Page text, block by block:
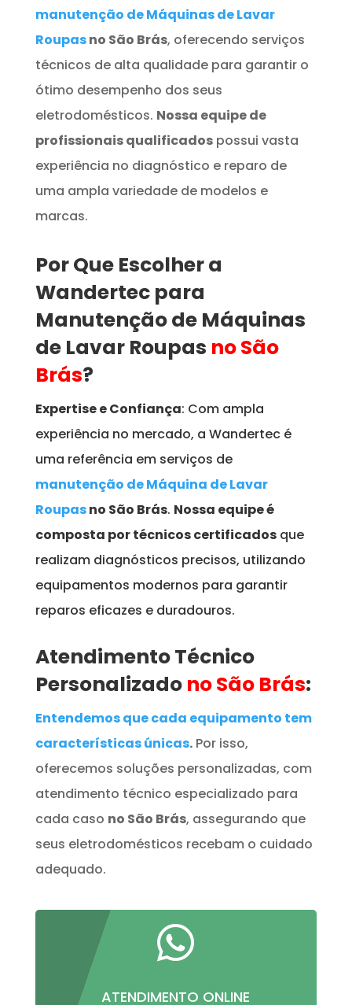
manutenção de Máquinas de Lavar
Roupasno São Brás, oferecendo serviços
técnicos de alta qualidade para garantir o
ótimo desempenho dos seus
eletrodomésticos. Nossa equipe de
profissionais qualificadospossui vasta
experiência no diagnóstico e reparo de
uma ampla variedade de modelos e
marcas.
Por Que Escolher a
Wandertec para
Manutenção de Máquinas
de Lavar Roupas no São
Brás?
Expertise e Confiança: Com ampla
experiência no mercado, a Wandertec é
uma referência em serviços de
manutenção de Máquina de Lavar
Roupasno São Brás. Nossa equipe é
composta por técnicos certificadosque
realizam diagnósticos precisos, utilizando
equipamentos modernos para garantir
reparos eficazes e duradouros.
Atendimento Técnico
Personalizado no São Brás:
Entendemos que cada equipamento tem
características únicas.Por isso,
oferecemos soluções personalizadas, com
atendimento técnico especializado para
cada caso no São Brás, assegurando que
seus eletrodomésticos recebam o cuidado
adequado.

ATENDIMENTO ONLINE